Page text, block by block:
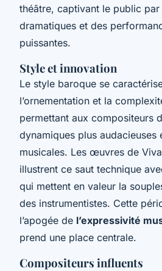
théâtre, captivant le public
dramatiques et des
puissantes.
Style et innovation
Le style baroque se
l’ornementation et la
permettant aux compositeurs
dynamiques plus audacieuses
musicales. Les œuvres de
illustrent ce saut technique
qui mettent en valeur la
des instrumentistes. Cette
l’apogée de l’expressivité
prend une place centrale.
Compositeurs influents